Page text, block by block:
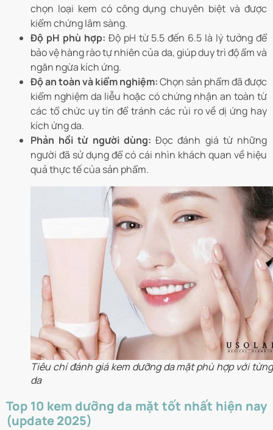
chọn loại kem có công dụng chuyên biệt và được
kiểm chứng lâm sàng.
Độ pH phù hợp: Độ pH từ 5.5 đến 6.5 là lý tưởng để
bảo vệ hàng rào tự nhiên của da, giúp duy trì độ ẩm và
ngăn ngừa kích ứng.
Độ an toàn và kiểm nghiệm:Chọn sản phẩm đã được
kiểm nghiệm da liễu hoặc có chứng nhận an toàn từ
các tổ chức uy tín để tránh các rủi ro về dị ứng hay
kích ứng da.
Phản hồi từ người dùng: Đọc đánh giá từ những
người đã sử dụng để có cái nhìn khách quan về hiệu
quả thực tế của sản phẩm.
Tiêu chí đánh giá kem dưỡng da mặt phù hợp với
da
Top 10 kem dưỡng da mặt tốt nhất hiện nay
(update 2025)